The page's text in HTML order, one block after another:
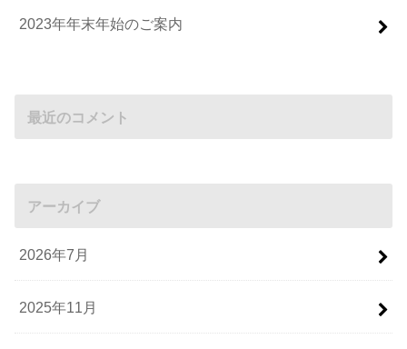
2023年年末年始のご案内
最近のコメント
アーカイブ
2026年7月
2025年11月